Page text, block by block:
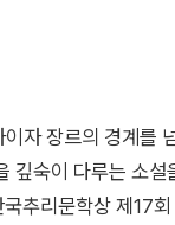
자 장르의 경계를
깊숙이 다루는 소
추리문학상 제17